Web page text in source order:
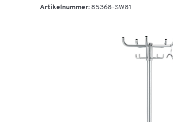
Artikelnummer: 85368-SW81